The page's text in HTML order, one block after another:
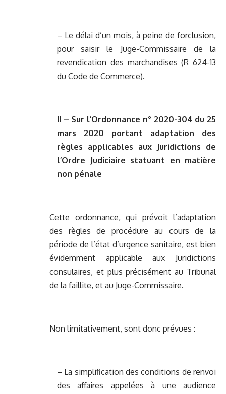
– Le délai d’un mois, à peine de forclusion,
pour saisir le Juge-Commissaire de la
revendication des marchandises (R 624-13
du Code de Commerce).
II – Sur l’Ordonnance n° 2020-304 du 25
mars 2020 portant adaptation des
règles applicables aux Juridictions de
l’Ordre Judiciaire statuant en matière
non pénale
Cette ordonnance, qui prévoit l’adaptation
des règles de procédure au cours de la
période de l’état d’urgence sanitaire, est bien
évidemment applicable aux Juridictions
consulaires, et plus précisément au Tribunal
de la faillite, et au Juge-Commissaire.
Non limitativement, sont donc prévues :
– La simplification des conditions de renvoi
des affaires appelées à une audience